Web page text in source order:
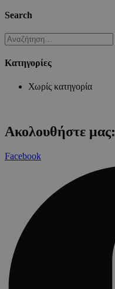
Search
Αναζήτηση
για:
Kατηγορίες
Χωρίς κατηγορία
Ακολουθήστε μας:
Facebook